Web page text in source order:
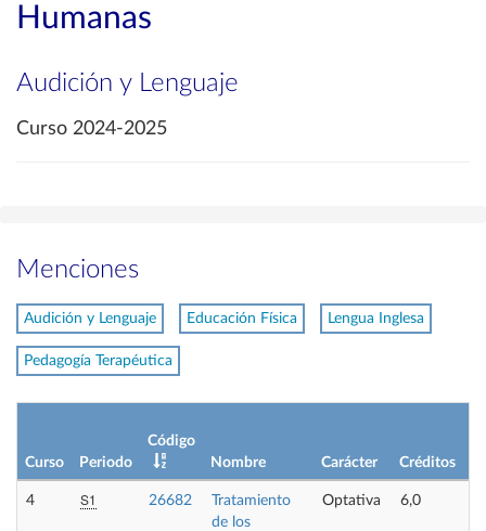
Humanas
Audición y Lenguaje
Curso 2024-2025
Menciones
Audición y Lenguaje Educación Física Lengua Inglesa
Pedagogía Terapéutica
Curso Periodo
Código
Nombre
Carácter Créditos
4 S1 26682
Tratamiento
de los
Optativa 6,0